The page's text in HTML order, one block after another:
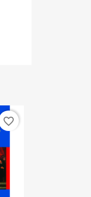
favorite_border